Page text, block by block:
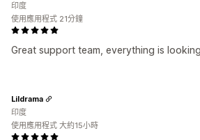
Great support team, everything is
印度
使用應用程式 21分鐘
Lildrama
印度
使用應用程式 大約15小時